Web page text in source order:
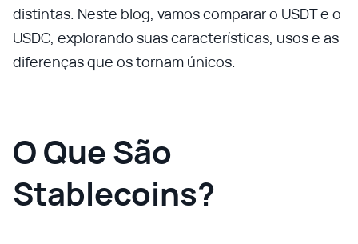
distintas. Neste blog, vamos comparar o USDT e o
USDC, explorando suas características, usos e as
diferenças que os tornam únicos.
O Que São
Stablecoins?